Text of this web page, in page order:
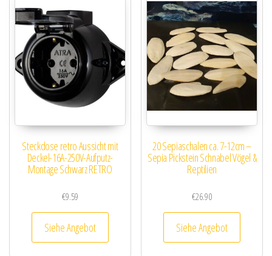
Steckdose retro Aussicht mit
Deckel-16A-250V-Aufputz-
Montage Schwarz RETRO
€9.59
Siehe Angebot
20 Sepiaschalen ca. 7-12cm –
Sepia Pickstein Schnabel Vögel &
Reptilien
€26.90
Siehe Angebot